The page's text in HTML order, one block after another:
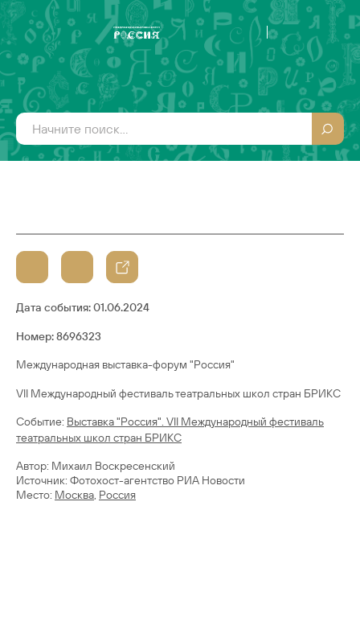
Дата события:01.06.2024
Номер: 8696323
Международная выставка-форум "Россия"
VII Международный фестиваль театральных школ стран БРИКС
Cобытие: Выставка "Россия". VII Международный фестиваль
театральных школ стран БРИКС
Автор: Михаил Воскресенский
Источник: Фотохост-агентство РИА Новости
Место: Москва, Россия